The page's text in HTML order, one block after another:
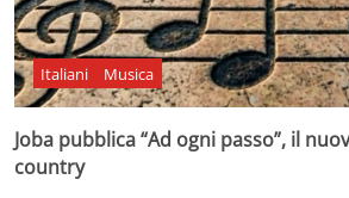
Italiani Musica
Joba pubblica “Ad ogni passo”, il
country